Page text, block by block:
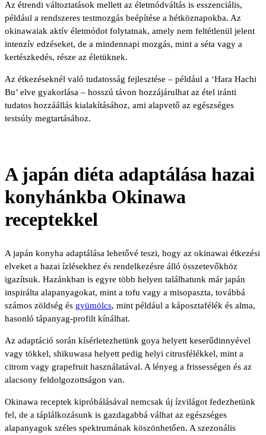
Az étrendi változtatások mellett az életmódváltás is esszenciális,
például a rendszeres testmozgás beépítése a hétköznapokba. Az
okinawaiak aktív életmódot folytatnak, amely nem feltétlenül jelent
intenzív edzéseket, de a mindennapi mozgás, mint a séta vagy a
kertészkedés, része az életüknek.
Az étkezéseknél való tudatosság fejlesztése – például a ‘Hara Hachi
Bu’ elve gyakorlása – hosszú távon hozzájárulhat az étel iránti
tudatos hozzáállás kialakításához, ami alapvető az egészséges
testsúly megtartásához.
A japán diéta adaptálása hazai
konyhánkba Okinawa
receptekkel
A japán konyha adaptálása lehetővé teszi, hogy az okinawai étkezési
elveket a hazai ízlésekhez és rendelkezésre álló összetevőkhöz
igazítsuk. Hazánkban is egyre több helyen találhatunk már japán
inspirálta alapanyagokat, mint a tofu vagy a misopaszta, továbbá
számos zöldség és gyümölcs, mint például a káposztafélék és alma,
hasonló tápanyag-profilt kínálhat.
Az adaptáció során kísérletezhetünk goya helyett keserűdinnyével
vagy tökkel, shikuwasa helyett pedig helyi citrusfélékkel, mint a
citrom vagy grapefruit használatával. A lényeg a frissességen és az
alacsony feldolgozottságon van.
Okinawa receptek kipróbálásával nemcsak új ízvilágot fedezhetünk
fel, de a táplálkozásunk is gazdagabbá válhat az egészséges
alapanyagok széles spektrumának köszönhetően. A szezonális